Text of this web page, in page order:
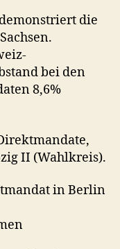
die
bei den
8,6%
II (Wahlkreis).
in Berlin